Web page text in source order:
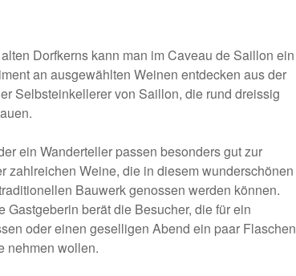
Dorfkerns kann man im Caveau de Saillon ein
an ausgewählten Weinen entdecken aus der
Selbsteinkellerer von Saillon, die rund dreissig
ein Wanderteller passen besonders gut zur
zahlreichen Weine, die in diesem wunderschönen
Bauwerk genossen werden können.
Gastgeberin berät die Besucher, die für ein
oder einen geselligen Abend ein paar Flaschen
nehmen wollen.